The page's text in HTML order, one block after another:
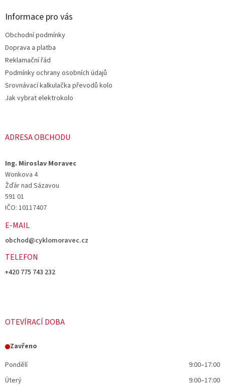
i
Informace pro vás
Obchodní podmínky
Doprava a platba
Reklamační řád
Podmínky ochrany osobních údajů
Srovnávací kalkulačka převodů kolo
Jak vybrat elektrokolo
ADRESA OBCHODU
Ing. Miroslav Moravec
Wonkova 4
Žďár nad Sázavou
591 01
IČO: 10117407
E-MAIL
obchod@cyklomoravec.cz
TELEFON
+420 775 743 232
OTEVÍRACÍ DOBA
Zavřeno
Pondělí
9:00–17:00
Úterý
9:00–17:00